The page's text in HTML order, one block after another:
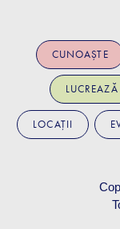
CUNOAȘTE
LUCREAZĂ
LOCAȚII